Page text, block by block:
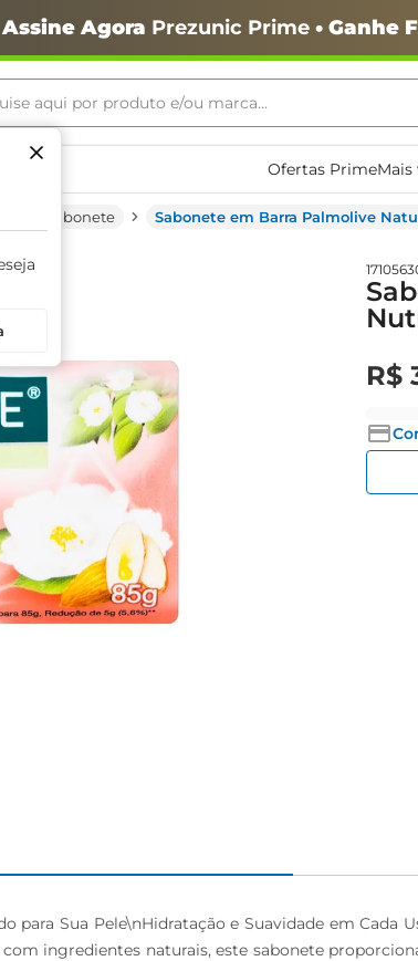
Assine Agora Prezunic Prime• Ganhe
aqui por produto e/ou marca...
Ofertas PrimeMais
Sabonete Sabonete em Barra Palmolive
R$
para Sua Pele\nHidratação e Suavidade em
ingredientes naturais, este sabonete
mais buscados
higiênico